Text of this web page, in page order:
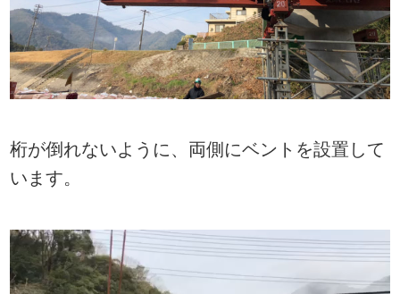
桁が倒れないように、両側にベントを設置して
います。